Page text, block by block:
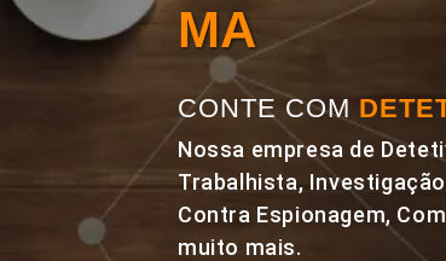
MA
CONTE COM
Nossa empresa de
Trabalhista,
Contra Espionagem,
muito mais.